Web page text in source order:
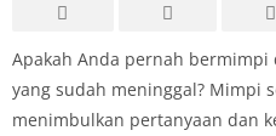
Apakah Anda pernah
yang sudah meninggal? Mimpi
menimbulkan pertanyaan dan